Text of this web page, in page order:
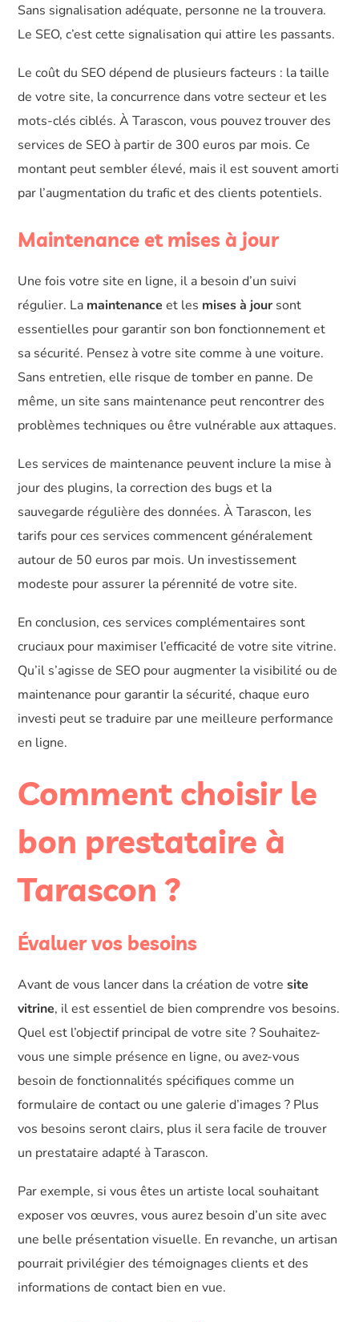
Sans signalisation adéquate, personne ne la trouvera.
Le SEO, c’est cette signalisation qui attire les passants.
Le coût du SEO dépend de plusieurs facteurs : la taille
de votre site, la concurrence dans votre secteur et les
mots-clés ciblés. À Tarascon, vous pouvez trouver des
services de SEO à partir de 300 euros par mois. Ce
montant peut sembler élevé, mais il est souvent amorti
par l’augmentation du trafic et des clients potentiels.
Maintenance et mises à jour
Une fois votre site en ligne, il a besoin d’un suivi
régulier. La maintenance et les mises à jour sont
essentielles pour garantir son bon fonctionnement et
sa sécurité. Pensez à votre site comme à une voiture.
Sans entretien, elle risque de tomber en panne. De
même, un site sans maintenance peut rencontrer des
problèmes techniques ou être vulnérable aux attaques.
Les services de maintenance peuvent inclure la mise à
jour des plugins, la correction des bugs et la
sauvegarde régulière des données. À Tarascon, les
tarifs pour ces services commencent généralement
autour de 50 euros par mois. Un investissement
modeste pour assurer la pérennité de votre site.
En conclusion, ces services complémentaires sont
cruciaux pour maximiser l’efficacité de votre site vitrine.
Qu’il s’agisse de SEO pour augmenter la visibilité ou de
maintenance pour garantir la sécurité, chaque euro
investi peut se traduire par une meilleure performance
en ligne.
Comment choisir le
bon prestataire à
Tarascon ?
Évaluer vos besoins
Avant de vous lancer dans la création de votresite
vitrine, il est essentiel de bien comprendre vos besoins.
Quel est l’objectif principal de votre site ? Souhaitez-
vous une simple présence en ligne, ou avez-vous
besoin de fonctionnalités spécifiques comme un
formulaire de contact ou une galerie d’images ? Plus
vos besoins seront clairs, plus il sera facile de trouver
un prestataire adapté à Tarascon.
Par exemple, si vous êtes un artiste local souhaitant
exposer vos œuvres, vous aurez besoin d’un site avec
une belle présentation visuelle. En revanche, un artisan
pourrait privilégier des témoignages clients et des
informations de contact bien en vue.